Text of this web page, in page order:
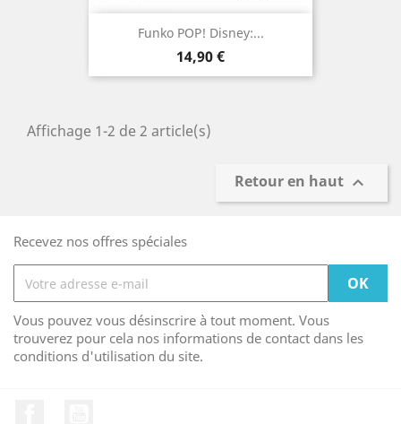
Funko POP! Disney:...
Prix
14,90 €
Affichage 1-2 de 2 article(s)
Retour en haut 
Recevez nos offres spéciales
Vous pouvez vous désinscrire à tout moment. Vous
trouverez pour cela nos informations de contact dans les
conditions d'utilisation du site.